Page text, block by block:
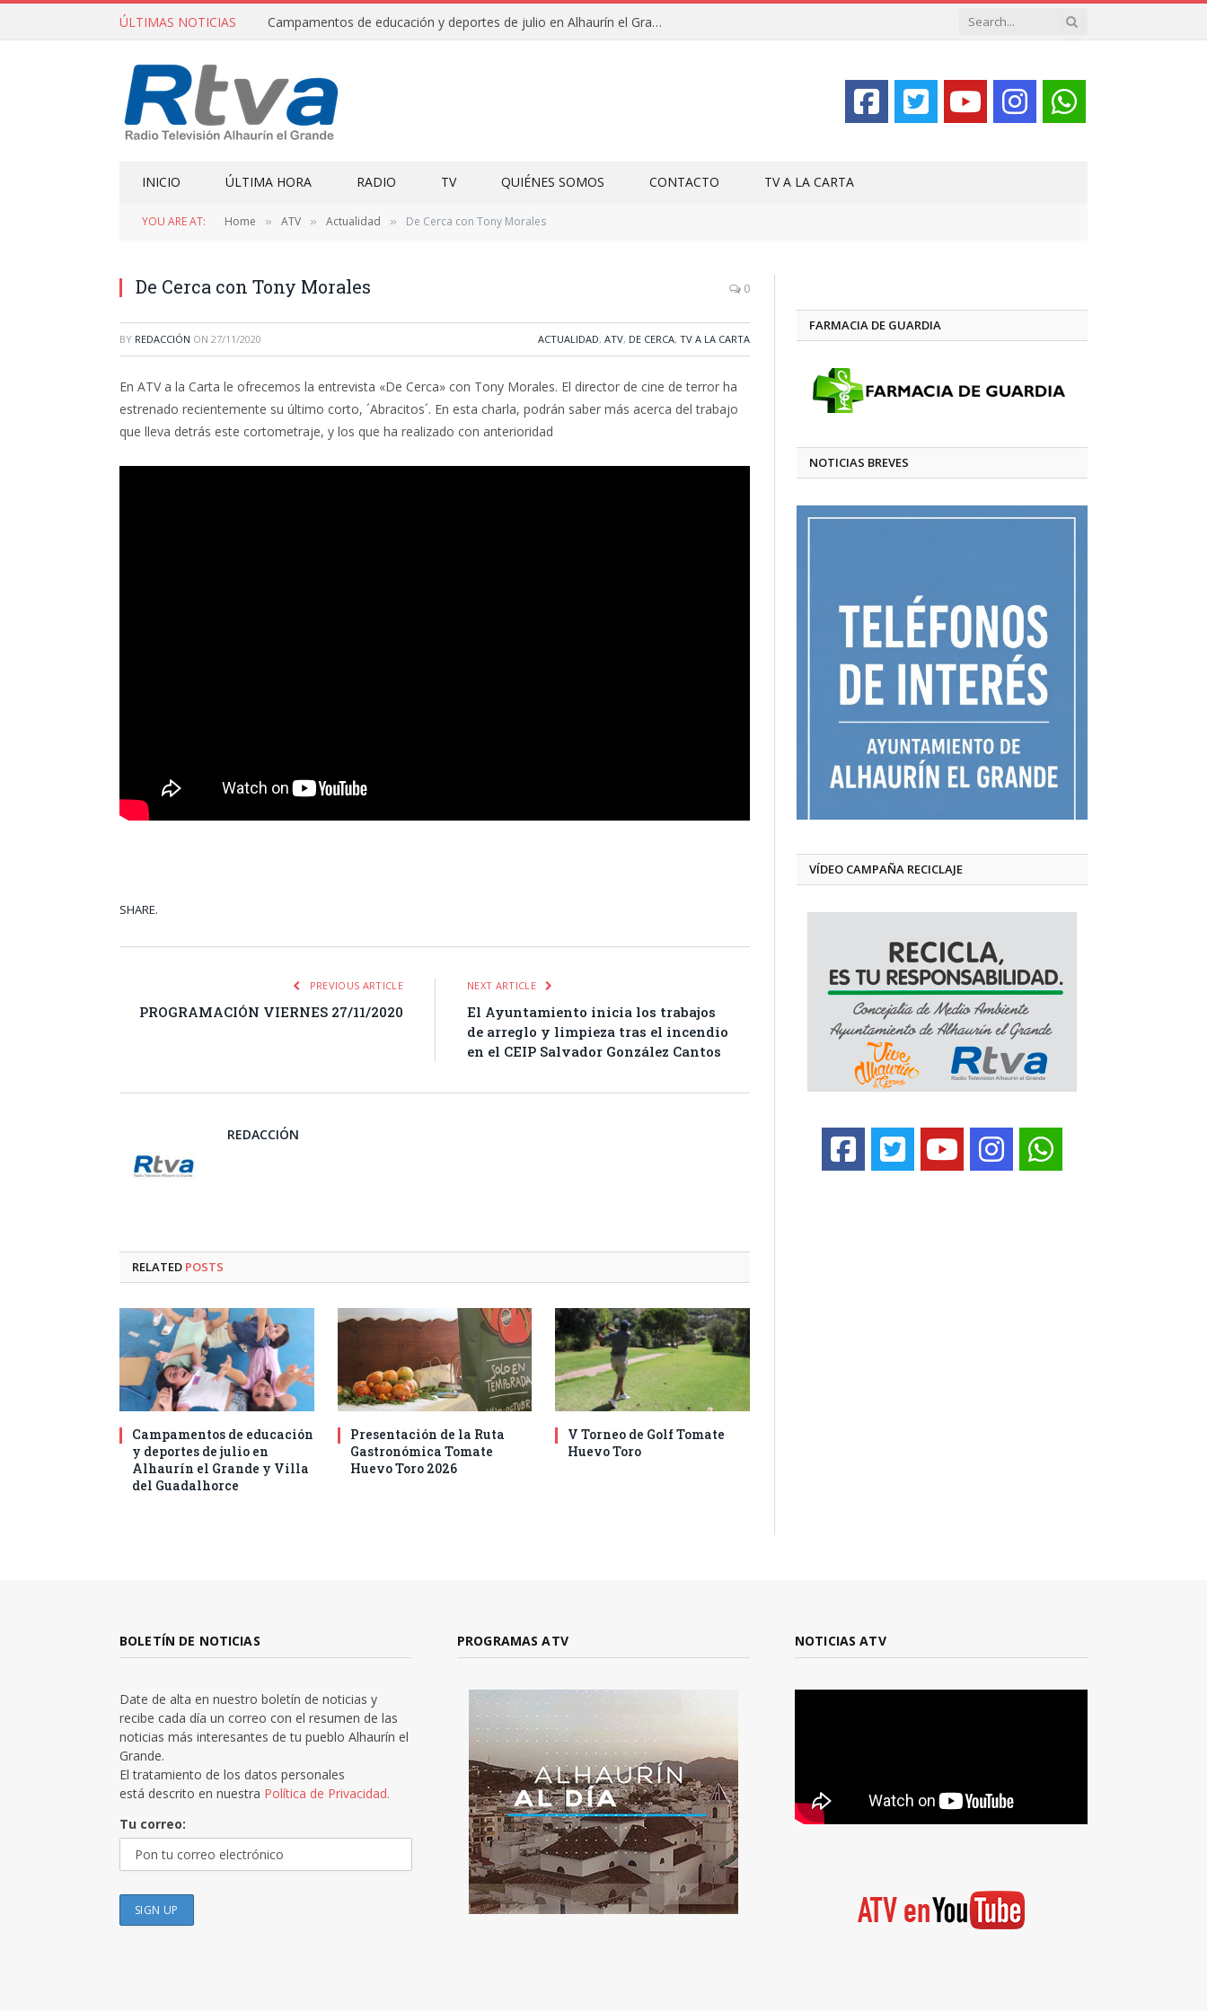
ÚLTIMAS NOTICIAS Campamentos de educación y deportes de julio en Alhaurín el Grande y Villa del Guadalhorce
INICIO ÚLTIMA HORA RADIO TV QUIÉNES SOMOS CONTACTO TV A LA CARTA
YOU ARE AT: Home » ATV » Actualidad » De Cerca con Tony Morales
De Cerca con Tony Morales 0
BY REDACCIÓN ON 27/11/2020 ACTUALIDAD, ATV, DE CERCA, TV A LA CARTA
En ATV a la Carta le ofrecemos la entrevista «De Cerca» con Tony Morales. El director de cine de terror ha
estrenado recientemente su último corto, ´Abracitos´. En esta charla, podrán saber más acerca del trabajo
que lleva detrás este cortometraje, y los que ha realizado con anterioridad
SHARE.
PREVIOUS ARTICLE
PROGRAMACIÓN VIERNES 27/11/2020
NEXT ARTICLE
El Ayuntamiento inicia los trabajos
de arreglo y limpieza tras el incendio
en el CEIP Salvador González Cantos
REDACCIÓN
RELATED POSTS
Campamentos de educación
y deportes de julio en
Alhaurín el Grande y Villa
del Guadalhorce
Presentación de la Ruta
Gastronómica Tomate
Huevo Toro 2026
V Torneo de Golf Tomate
Huevo Toro
FARMACIA DE GUARDIA
NOTICIAS BREVES
VÍDEO CAMPAÑA RECICLAJE
BOLETÍN DE NOTICIAS
Date de alta en nuestro boletín de noticias y
recibe cada día un correo con el resumen de las
noticias más interesantes de tu pueblo Alhaurín el
Grande.
El tratamiento de los datos personales
está descrito en nuestra Política de Privacidad.
Tu correo:
PROGRAMAS ATV NOTICIAS ATV